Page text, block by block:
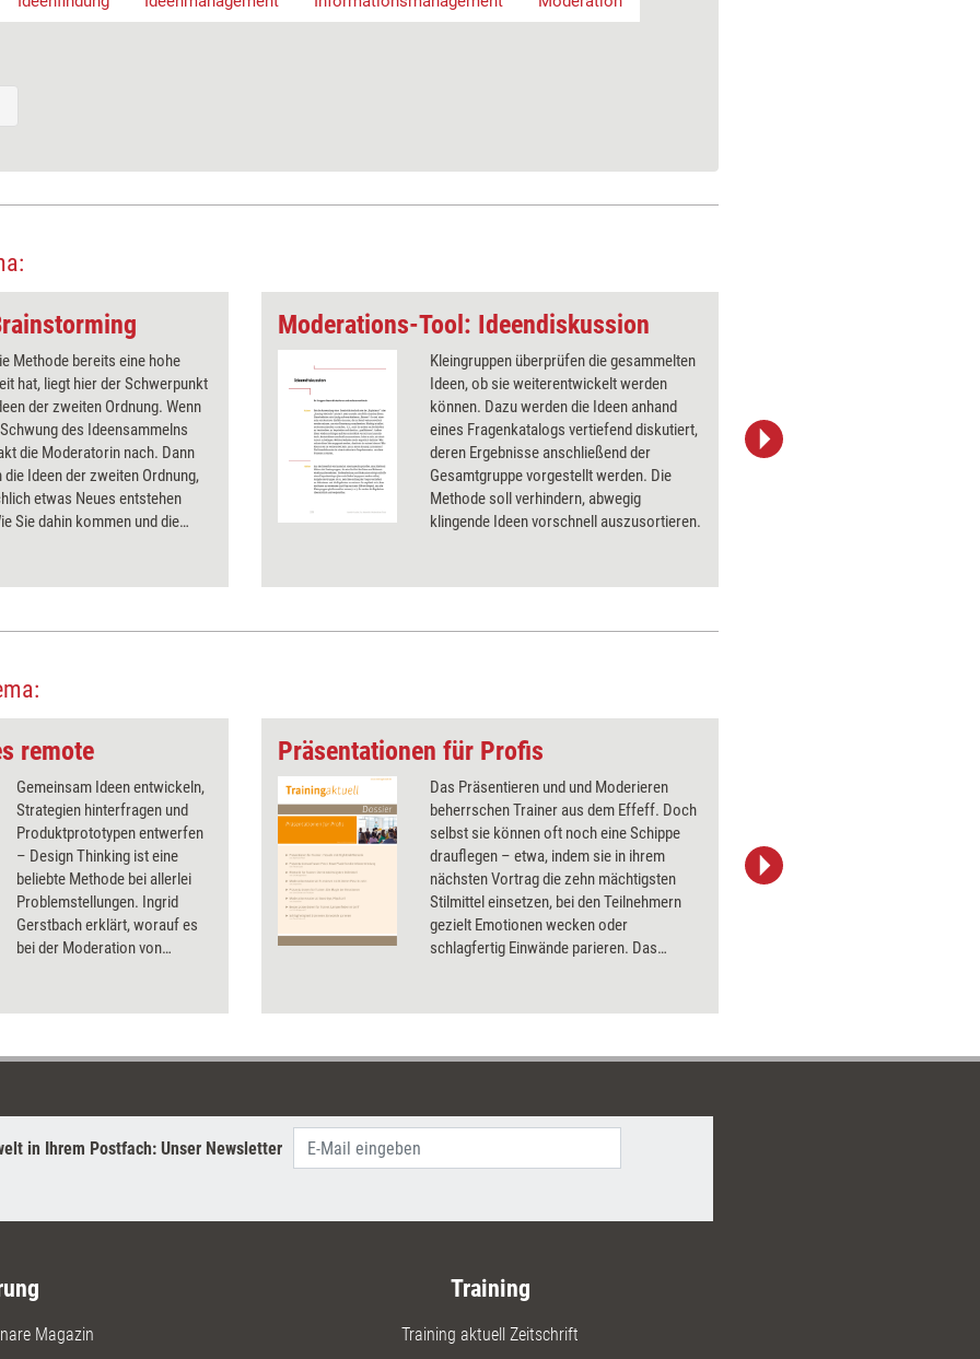
Methode bereits eine hohe
hat, liegt hier der Schwerpunkt
der zweiten Ordnung. Wenn
des Ideensammelns
die Moderatorin nach. Dann
die Ideen der zweiten Ordnung,
etwas Neues entstehen
Sie dahin kommen und die
Moderations-Tool: Ideendiskussion
Kleingruppen überprüfen die gesammelten
Ideen, ob sie weiterentwickelt werden
können. Dazu werden die Ideen anhand
eines Fragenkatalogs vertiefend diskutiert,
deren Ergebnisse anschließend der
Gesamtgruppe vorgestellt werden. Die
Methode soll verhindern, abwegig
klingende Ideen vorschnell auszusortieren.
remote
Gemeinsam Ideen entwickeln,
Strategien hinterfragen und
Produktprototypen entwerfen
– Design Thinking ist eine
beliebte Methode bei allerlei
Problemstellungen. Ingrid
Gerstbach erklärt, worauf es
bei der Moderation von
Präsentationen für Profis
Das Präsentieren und und Moderieren
beherrschen Trainer aus dem Effeff. Doch
selbst sie können oft noch eine Schippe
drauflegen – etwa, indem sie in ihrem
nächsten Vortrag die zehn mächtigsten
Stilmittel einsetzen, bei den Teilnehmern
gezielt Emotionen wecken oder
schlagfertig Einwände parieren. Das
ihre Präsentationsskills aufpolieren
in Ihrem Postfach: Unser Newsletter
Magazin
Training
Training aktuell Zeitschrift